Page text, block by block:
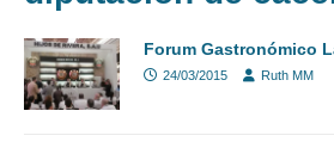
Forum Gastronómico
24/03/2015 Ruth MM